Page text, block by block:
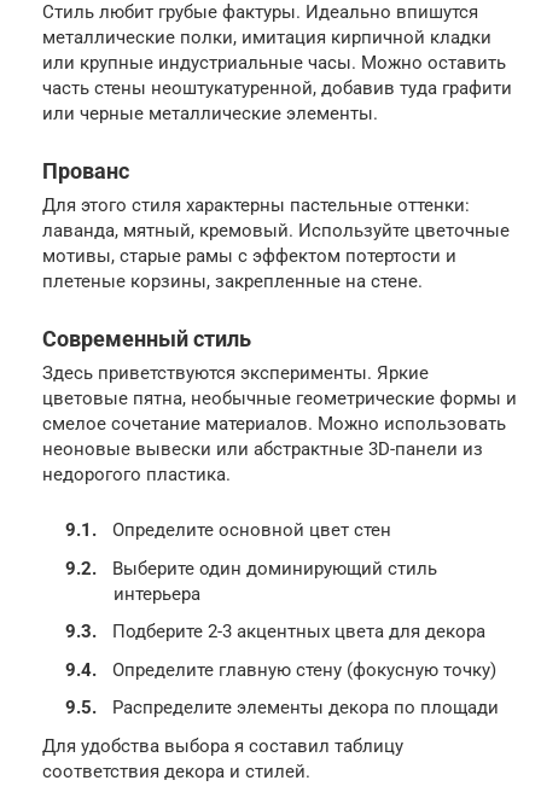
Стиль любит грубые фактуры. Идеально впишутся
металлические полки, имитация кирпичной кладки
или крупные индустриальные часы. Можно оставить
часть стены неоштукатуренной, добавив туда графити
или черные металлические элементы.
Прованс
Для этого стиля характерны пастельные оттенки:
лаванда, мятный, кремовый. Используйте цветочные
мотивы, старые рамы с эффектом потертости и
плетеные корзины, закрепленные на стене.
Современный стиль
Здесь приветствуются эксперименты. Яркие
цветовые пятна, необычные геометрические формы и
смелое сочетание материалов. Можно использовать
неоновые вывески или абстрактные 3D-панели из
недорогого пластика.
Определите основной цвет стен
Выберите один доминирующий стиль
интерьера
Подберите 2-3 акцентных цвета для декора
Определите главную стену (фокусную точку)
Распределите элементы декора по площади
Для удобства выбора я составил таблицу
соответствия декора и стилей.